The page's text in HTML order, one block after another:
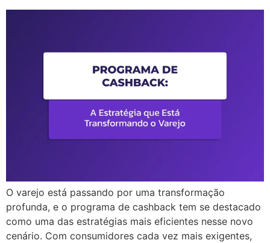
O varejo está passando por uma transformação
profunda, e o programa de cashback tem se destacado
como uma das estratégias mais eficientes nesse novo
cenário. Com consumidores cada vez mais exigentes,